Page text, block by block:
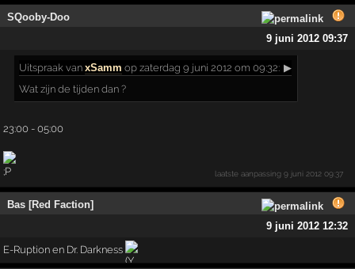
SQooby-Doo
9 juni 2012 09:37
Uitspraak vanxSamm op zaterdag 9 juni 2012 om 09:32: ▶
Wat zijn de tijden dan ?
23:00 - 05:00
laatste aanpassing9 juni 2012 09:37
Bas [Red Faction]
9 juni 2012 12:32
E-Ruption en Dr. Darkness